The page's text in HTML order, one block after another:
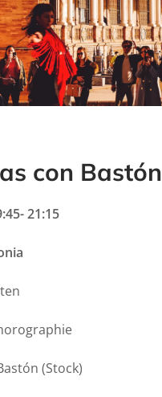
con Bastón
21:15
(Stock)